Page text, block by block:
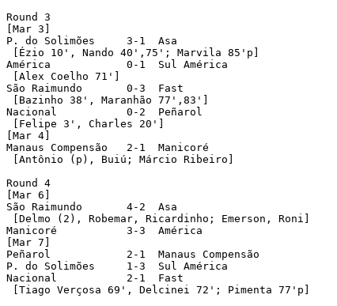
Round 3
[Mar 3]
P. do Solimões	   3-1  Asa
[Ézio 10', Nando 40',75'; Marvila 85'p]
América		   0-1  Sul América
[Alex Coelho 71']
São Raimundo	   0-3  Fast
[Bazinho 38', Maranhão 77',83']
Nacional	   0-2  Peñarol
[Felipe 3', Charles 20']
[Mar 4]
Manaus Compensão   2-1  Manicoré
[Antônio (p), Buiú; Márcio Ribeiro]
Round 4
[Mar 6]
São Raimundo	   4-2  Asa
[Delmo (2), Robemar, Ricardinho; Emerson, Roni]
Manicoré	   3-3  América
[Mar 7]
Peñarol		   2-1  Manaus Compensão
P. do Solimões	   1-3  Sul América
Nacional	   2-1  Fast
[Tiago Verçosa 69', Delcinei 72'; Pimenta 77'p]